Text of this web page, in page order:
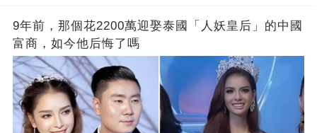
9年前，那個花2200萬迎娶泰國「人妖皇后」的中國
富商，如今他后悔了嗎